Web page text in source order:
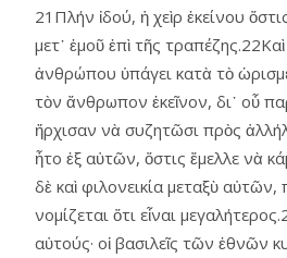
21Πλήν ἰδού, ἡ χεὶρ ἐκείνου
μετ᾿ ἐμοῦ ἐπὶ τῆς
ἀνθρώπου ὑπάγει κατὰ τὸ
τὸν ἄνθρωπον ἐκεῖνον, δι᾿ οὗ
ἤρχισαν νὰ συζητῶσι πρὸς
ἦτο ἐξ αὐτῶν, ὅστις ἔμελλε νὰ
δὲ καὶ φιλονεικία μεταξὺ αὐτῶν,
νομίζεται ὅτι εἶναι
αὐτούς· οἱ βασιλεῖς τῶν ἐθνῶν